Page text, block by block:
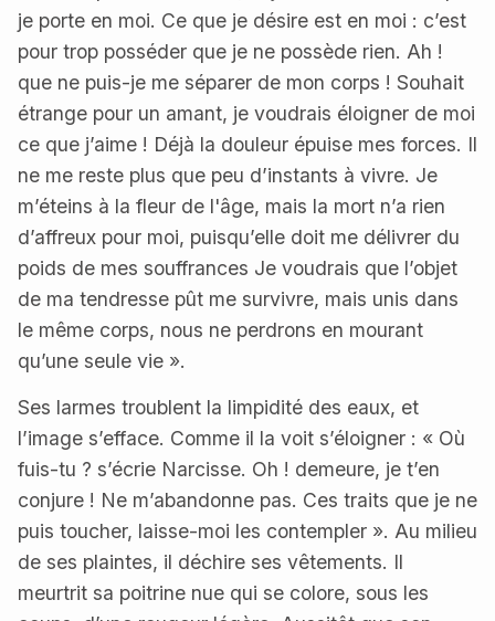
je porte en moi. Ce que je désire est en moi : c’est
pour trop posséder que je ne possède rien. Ah !
que ne puis-je me séparer de mon corps ! Souhait
étrange pour un amant, je voudrais éloigner de moi
ce que j’aime ! Déjà la douleur épuise mes forces. Il
ne me reste plus que peu d’instants à vivre. Je
m’éteins à la fleur de l'âge, mais la mort n’a rien
d’affreux pour moi, puisqu’elle doit me délivrer du
poids de mes souffrances Je voudrais que l’objet
de ma tendresse pût me survivre, mais unis dans
le même corps, nous ne perdrons en mourant
qu’une seule vie ».
Ses larmes troublent la limpidité des eaux, et
l’image s’efface. Comme il la voit s’éloigner : « Où
fuis-tu ? s’écrie Narcisse. Oh ! demeure, je t’en
conjure ! Ne m’abandonne pas. Ces traits que je ne
puis toucher, laisse-moi les contempler ». Au milieu
de ses plaintes, il déchire ses vêtements. Il
meurtrit sa poitrine nue qui se colore, sous les